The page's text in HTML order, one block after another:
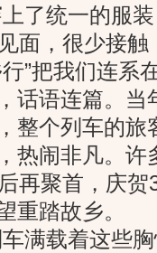
统一的服装
面，很少接
”把我们连系
话语连篇。
整个列车的旅
热闹非凡。许
再聚首，庆
重踏故乡。
载着这些胸